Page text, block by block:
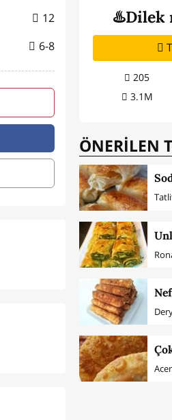
12
6-8
♨️Dilek
205
3.1M
ÖNERİLEN